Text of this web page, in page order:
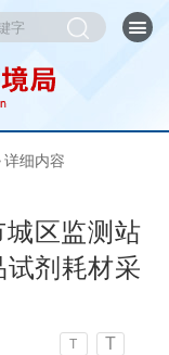
详细内容
区监测站
试剂耗材采
T T